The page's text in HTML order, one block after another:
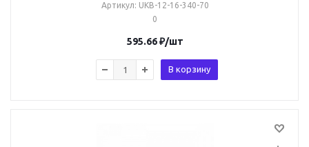
Артикул: UKB-12-16-340-70
0
595.66₽/шт
В корзину